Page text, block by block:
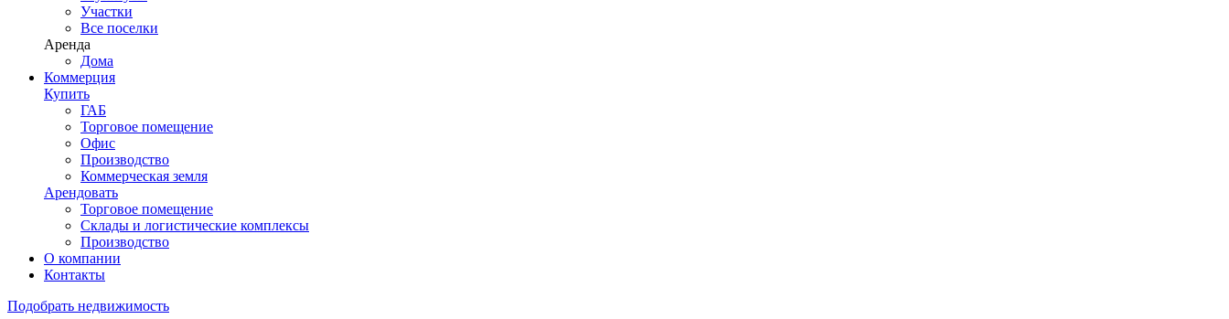
Участки
Все поселки
Аренда
Дома
Коммерция
Купить
ГАБ
Торговое помещение
Офис
Производство
Коммерческая земля
Арендовать
Торговое помещение
Склады и логистические комплексы
Производство
О компании
Контакты
Подобрать недвижимость